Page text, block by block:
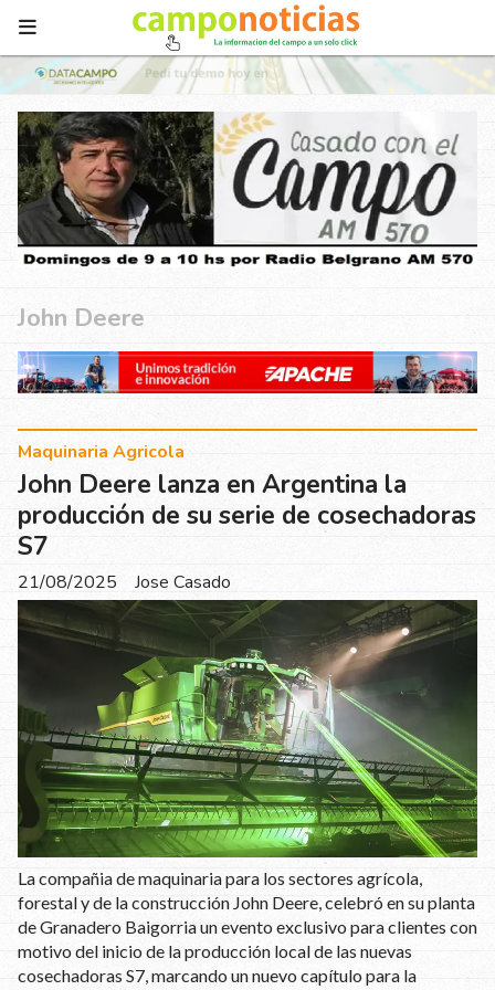
John Deere
John Deere lanza en Argentina la
producción de su serie de cosechadoras
S7
Jose Casado
Maquinaria Agricola
21/08/2025
La compañia de maquinaria para los sectores agrícola,
forestal y de la construcción John Deere, celebró en su planta
de Granadero Baigorria un evento exclusivo para clientes con
motivo del inicio de la producción local de las nuevas
cosechadoras S7, marcando un nuevo capítulo para la